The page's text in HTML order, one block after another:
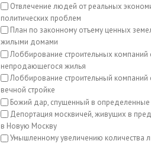
Отвлечение людей от реальных
политических проблем
План по законному отъему ценных
жилыми домами
Лоббирование строительных компаний
непродающегося жилья
Лоббирование строительный компаний
вечной стройке
Божий дар, спущенный в
Депортация москвичей, живущих в
в Новую Москву
Умышленному увеличению количества